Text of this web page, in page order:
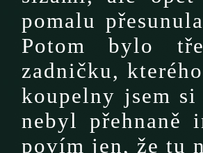
pomalu
Potom bylo
zadničku,
koupelny jsem
nebyl přehnaně
povím jen, že tu